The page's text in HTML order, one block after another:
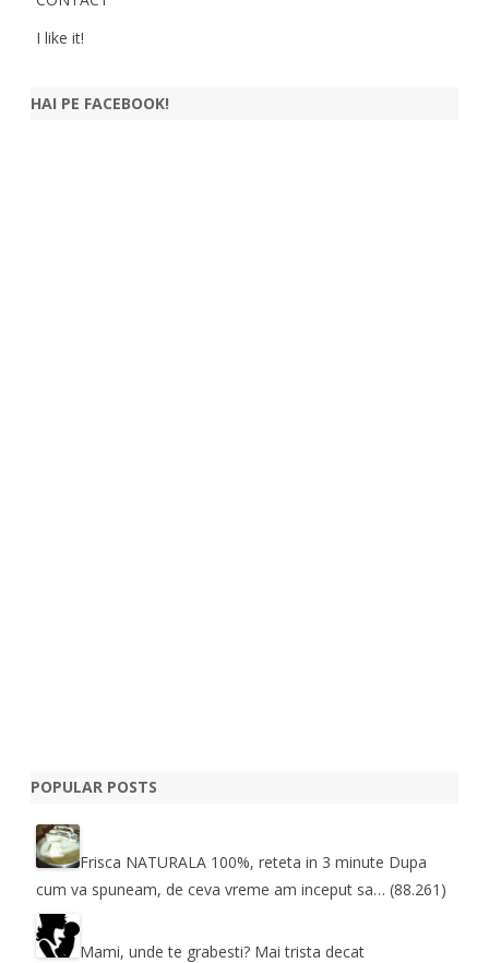
I like it!
HAI PE FACEBOOK!
POPULAR POSTS
Frisca NATURALA 100%, reteta in 3 minute Dupa
cum va spuneam, de ceva vreme am inceput sa… (88.261)
Mami, unde te grabesti? Mai trista decat